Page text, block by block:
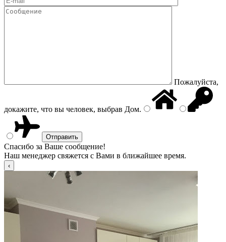
Пожалуйста,
докажите, что вы человек, выбрав Дом.
Спасибо за Ваше сообщение!
Наш менеджер свяжется с Вами в ближайшее время.